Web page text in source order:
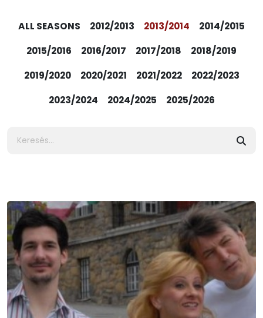
ALL SEASONS 2012/2013 2013/2014
2014/2015
2015/2016
2016/2017 2017/2018
2018/2019
2019/2020
2020/2021 2021/2022
2022/2023
2023/2024
2024/2025 2025/2026